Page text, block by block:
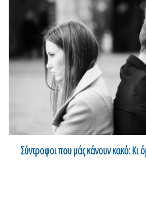
Σύντροφοι που μάς κάνουν κακό: Κι